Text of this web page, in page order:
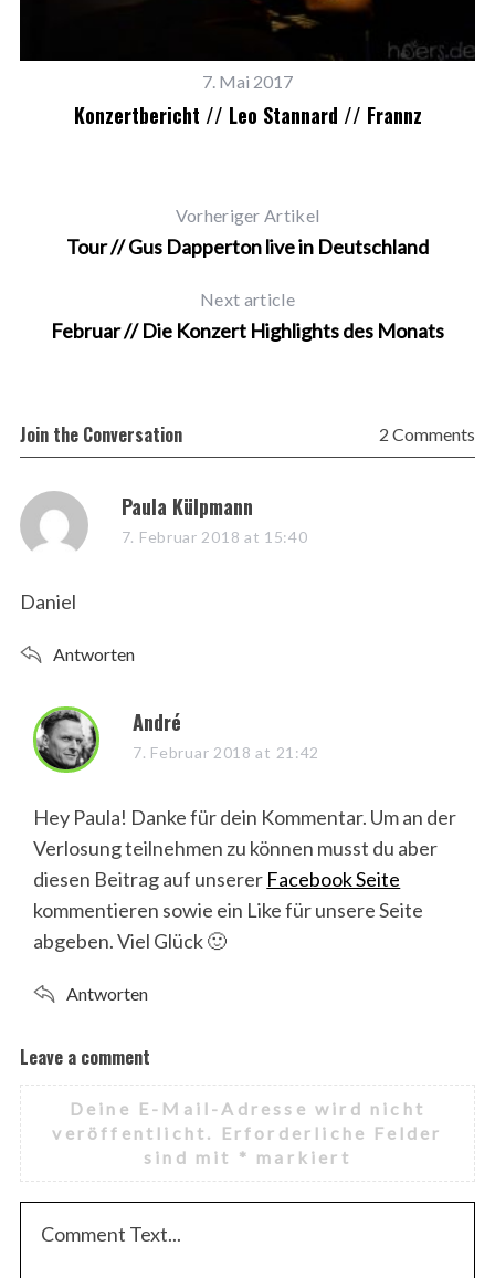
7. Mai 2017
Konzertbericht // Leo Stannard // Frannz
Vorheriger Artikel
Tour // Gus Dapperton live in Deutschland
Next article
Februar // Die Konzert Highlights des Monats
Join the Conversation 2 Comments
Paula Külpmann
7. Februar 2018 at 15:40
Daniel
Antworten
André
7. Februar 2018 at 21:42
Hey Paula! Danke für dein Kommentar. Um an der
Verlosung teilnehmen zu können musst du aber
diesen Beitrag auf unserer Facebook Seite
kommentieren sowie ein Like für unsere Seite
abgeben. Viel Glück 🙂
Antworten
Leave a comment
Deine E-Mail-Adresse wird nicht
veröffentlicht.
Erforderliche Felder
sind mit * markiert